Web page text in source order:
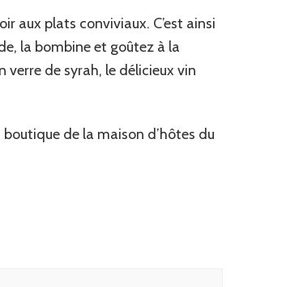
aux plats conviviaux. C’est ainsi
la bombine et goûtez à la
verre de syrah, le délicieux vin
de la maison d’hôtes du